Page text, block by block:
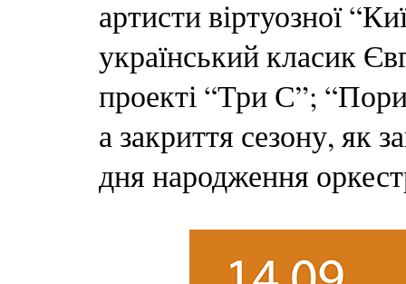
артисти віртуозної
український класик
проекті “Три С”;
а закриття сезону, як
дня народження